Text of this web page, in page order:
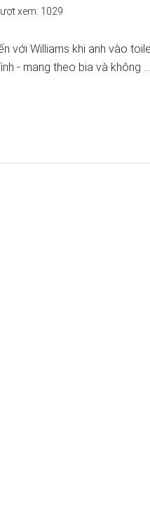
xem: 1029
với Williams khi anh vào
- mang theo bia và không …